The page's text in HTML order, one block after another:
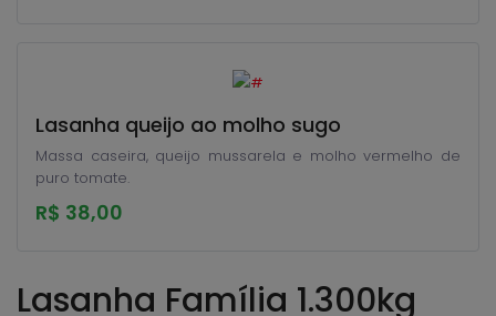
Lasanha queijo ao molho sugo
Massa caseira, queijo mussarela e molho vermelho de
puro tomate.
R$ 38,00
Lasanha Família 1.300kg